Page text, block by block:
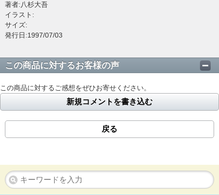
著者:八杉大吾
イラスト:
サイズ:
発行日:1997/07/03
この商品に対するお客様の声
この商品に対するご感想をぜひお寄せください。
新規コメントを書き込む
戻る